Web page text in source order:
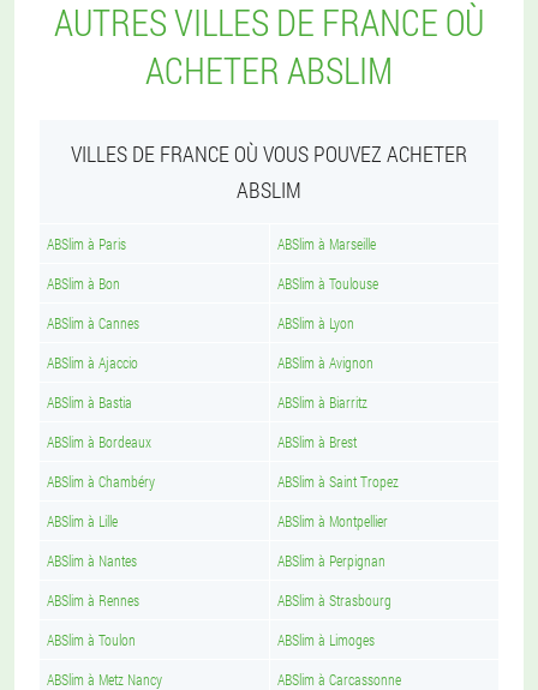
AUTRES VILLES DE FRANCE OÙ
ACHETER ABSLIM
VILLES DE FRANCE OÙ VOUS POUVEZ ACHETER
ABSLIM
ABSlim à Paris ABSlim à Marseille
ABSlim à Bon ABSlim à Toulouse
ABSlim à Cannes ABSlim à Lyon
ABSlim à Ajaccio ABSlim à Avignon
ABSlim à Bastia ABSlim à Biarritz
ABSlim à Bordeaux ABSlim à Brest
ABSlim à Chambéry ABSlim à Saint Tropez
ABSlim à Lille ABSlim à Montpellier
ABSlim à Nantes ABSlim à Perpignan
ABSlim à Rennes ABSlim à Strasbourg
ABSlim à Toulon ABSlim à Limoges
ABSlim à Metz Nancy ABSlim à Carcassonne